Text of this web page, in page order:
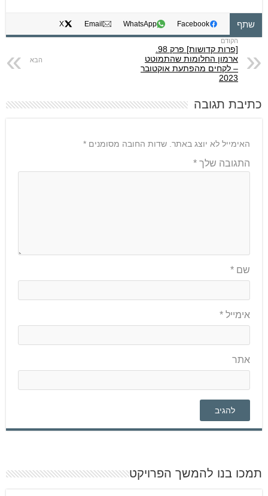
שתף Facebook
WhatsApp
Email
X
ארמון החלומות שהתמוטט
– לקחים מהפתעת אוקטובר
2023
כתיבת תגובה
האימייל לא יוצג באתר. שדות החובה מסומנים *
התגובה שלך *
שם *
אימייל *
אתר
תמכו בנו להמשך הפרויקט